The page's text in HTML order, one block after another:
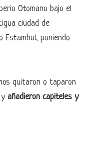
Otomano bajo el
ciudad de
Estambul, poniendo
quitaron o taparon
y añadieron capiteles y